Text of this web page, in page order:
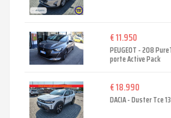
€ 11.950
PEUGEOT - 208
porte Active Pack
€ 18.990
DACIA - Duster Tce